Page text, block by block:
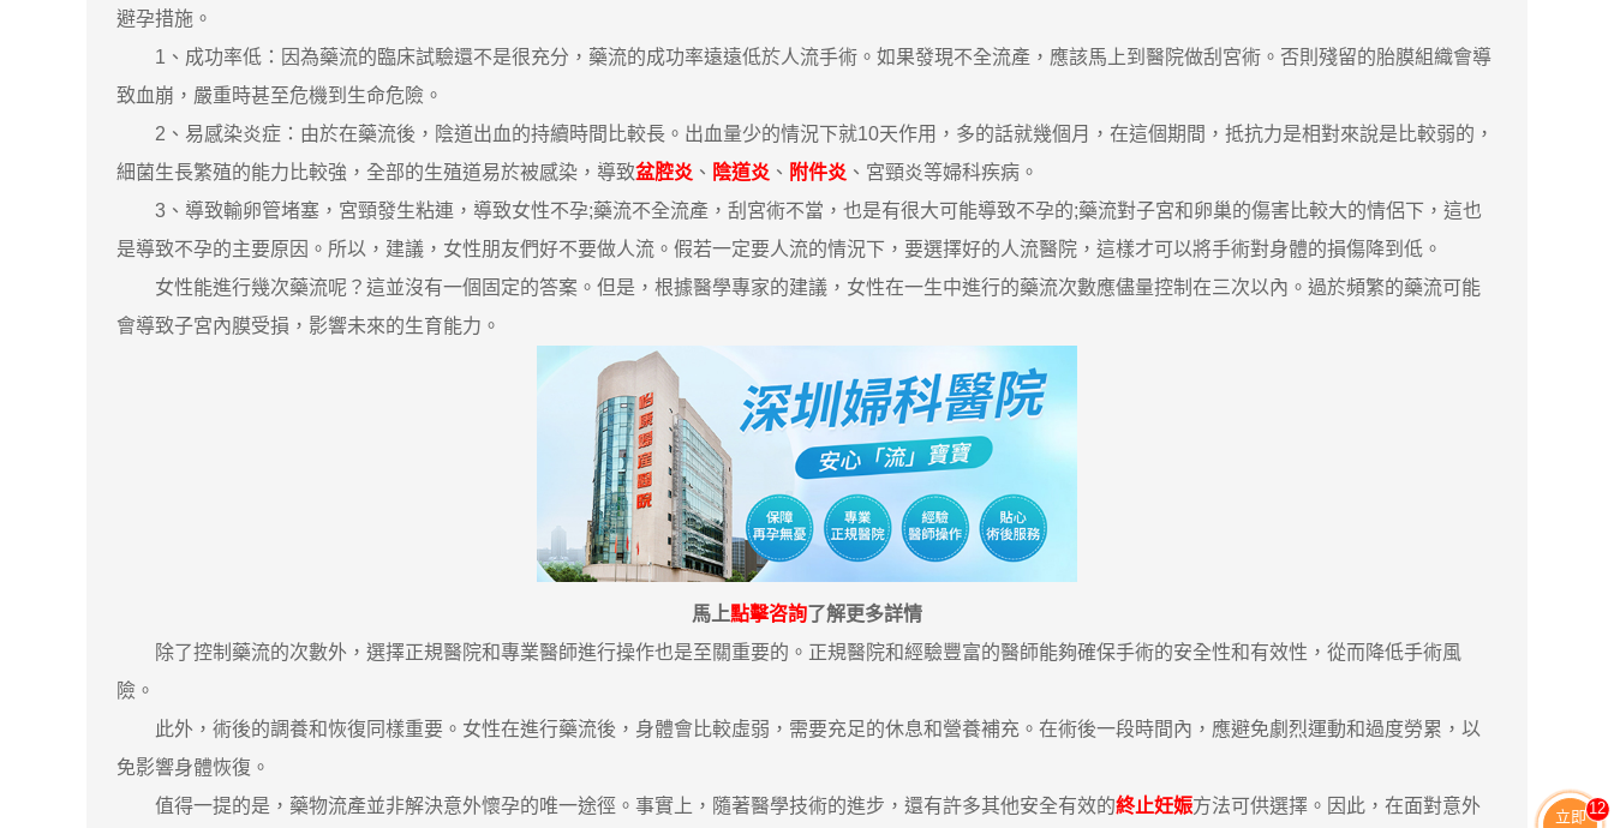
避孕措施。
1、成功率低：因為藥流的臨床試驗還不是很充分，藥流的成功率遠遠低於人流手術。如果發現不全流產，應該馬上到醫院做刮宮術。否則殘留的胎膜組織會導
致血崩，嚴重時甚至危機到生命危險。
2、易感染炎症：由於在藥流後，陰道出血的持續時間比較長。出血量少的情況下就10天作用，多的話就幾個月，在這個期間，抵抗力是相對來說是比較弱的，
細菌生長繁殖的能力比較強，全部的生殖道易於被感染，導致盆腔炎 、 陰道炎 、 附件炎 、宮頸炎等婦科疾病。
3、導致輸卵管堵塞，宮頸發生粘連，導致女性不孕;藥流不全流產，刮宮術不當，也是有很大可能導致不孕的;藥流對子宮和卵巢的傷害比較大的情侶下，這也
是導致不孕的主要原因。所以，建議，女性朋友們好不要做人流。假若一定要人流的情況下，要選擇好的人流醫院，這樣才可以將手術對身體的損傷降到低。
女性能進行幾次藥流呢？這並沒有一個固定的答案。但是，根據醫學專家的建議，女性在一生中進行的藥流次數應儘量控制在三次以內。過於頻繁的藥流可能
會導致子宮內膜受損，影響未來的生育能力。
馬上點擊咨詢了解更多詳情
除了控制藥流的次數外，選擇正規醫院和專業醫師進行操作也是至關重要的。正規醫院和經驗豐富的醫師能夠確保手術的安全性和有效性，從而降低手術風
險。
此外，術後的調養和恢復同樣重要。女性在進行藥流後，身體會比較虛弱，需要充足的休息和營養補充。在術後一段時間內，應避免劇烈運動和過度勞累，以
免影響身體恢復。
值得一提的是，藥物流產並非解決意外懷孕的唯一途徑。事實上，隨著醫學技術的進步，還有許多其他安全有效的終止妊娠方法可供選擇。因此，在面對意外
立即13